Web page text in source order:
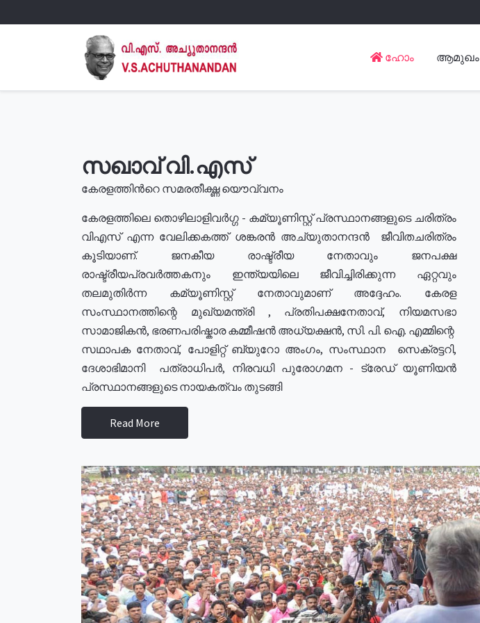
ഹോം ആമുഖം
സഖാവ് വി.എസ്
കേരളത്തിൻറെ സമരതീക്ഷ്ണ യൌവ്വനം
കേരളത്തിലെ തൊഴിലാളിവർഗ്ഗ - കമ്യൂണിസ്റ്റ് പ്രസ്ഥാനങ്ങളുടെ ചരിത്രം
വിഎസ് എന്ന വേലിക്കകത്ത് ശങ്കരൻ അച്യുതാനന്ദൻ ജീവിതചരിത്രം
കൂടിയാണ്. ജനകീയ രാഷ്ട്രീയ നേതാവും ജനപക്ഷ
രാഷ്ട്രീയപ്രവർത്തകനും ഇന്ത്യയിലെ ജീവിച്ചിരിക്കുന്ന ഏറ്റവും
തലമുതിർന്ന കമ്യൂണിസ്റ്റ് നേതാവുമാണ് അദ്ദേഹം. കേരള
സംസ്ഥാനത്തിന്റെ മുഖ്യമന്ത്രി , പ്രതിപക്ഷനേതാവ്, നിയമസഭാ
സാമാജികൻ, ഭരണപരിഷ്കാര കമ്മീഷൻ അധ്യക്ഷൻ, സി. പി. ഐ. എമ്മിന്റെ
സഥാപക നേതാവ്, പോളിറ്റ് ബ്യുറോ അംഗം, സംസ്ഥാന സെക്രട്ടറി,
ദേശാഭിമാനി പത്രാധിപർ, നിരവധി പുരോഗമന - ട്രേഡ് യൂണിയൻ
പ്രസ്ഥാനങ്ങളുടെ നായകത്വം തുടങ്ങി
Read More